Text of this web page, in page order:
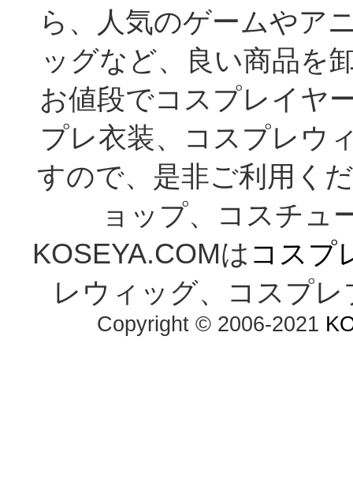
ら、人気のゲームやア
ッグなど、良い商品を
お値段でコスプレイヤ
プレ衣装、コスプレウ
すので、是非ご利用く
ョップ、コスチュ
KOSEYA.COMは コスプ
レウィッグ、コスプ
Copyright © 2006-2021